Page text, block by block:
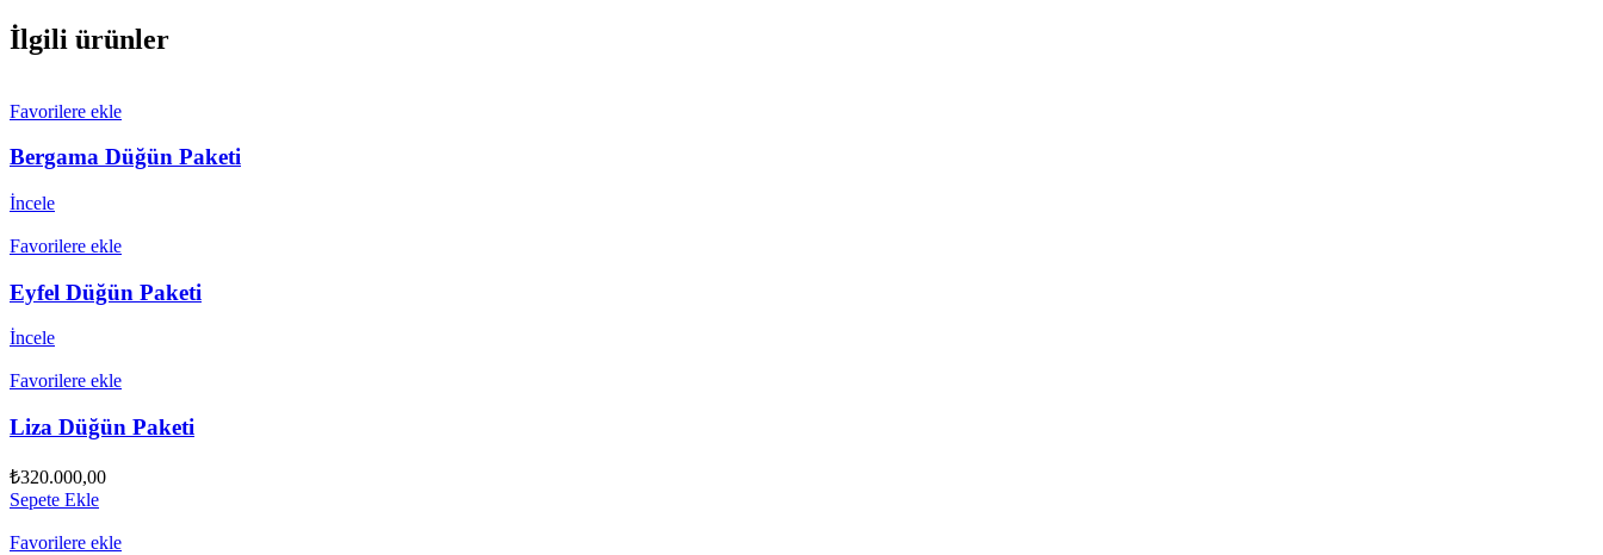
İlgili ürünler
Favorilere ekle
Bergama Düğün Paketi
İncele
Favorilere ekle
Eyfel Düğün Paketi
İncele
Favorilere ekle
Liza Düğün Paketi
₺320.000,00
Sepete Ekle
Favorilere ekle